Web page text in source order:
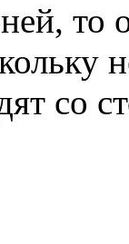
то
со